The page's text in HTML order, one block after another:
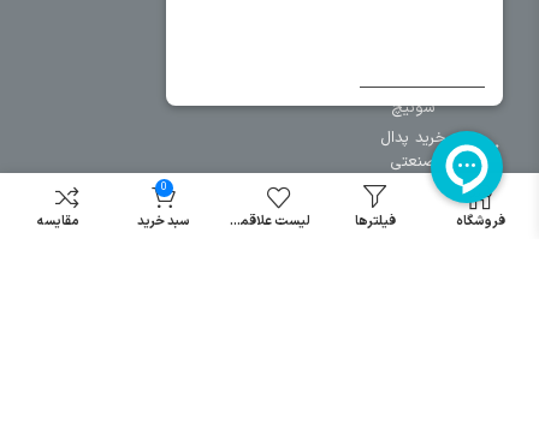
خرید میکرو
سوئیچ
خرید پدال
صنعتی
فروشگاه فیلترها لیست علاقمندی
0
سبد خرید مقایسه